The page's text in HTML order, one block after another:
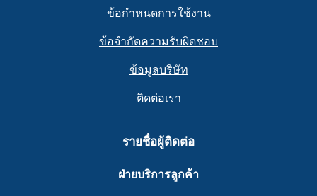
ข้อกำหนดการใช้งาน
ข้อจำกัดความรับผิดชอบ
ข้อมูลบริษัท
ติดต่อเรา
รายชื่อผู้ติดต่อ
ฝ่ายบริการลูกค้า